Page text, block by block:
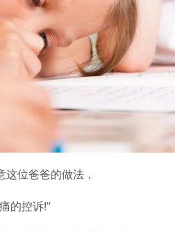
位爸爸的做法，
的控诉!”